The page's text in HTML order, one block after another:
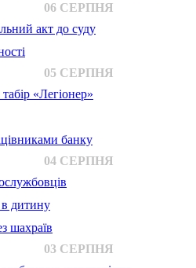
06 СЕРПНЯ
акт до суду
05 СЕРПНЯ
«Легіонер»
банку
04 СЕРПНЯ
в дитину
шахраїв
03 СЕРПНЯ